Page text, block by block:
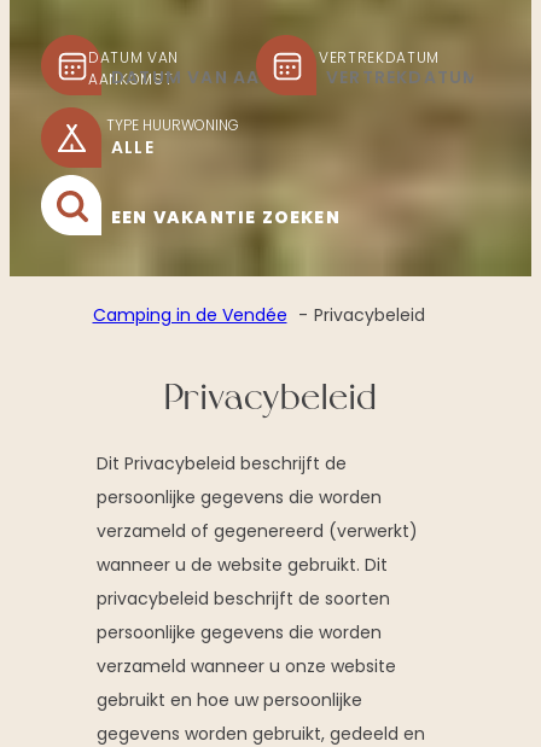
DATUM VAN
AANKOMST
VERTREKDATUM
TYPE HUURWONING
EEN VAKANTIE ZOEKEN
Camping in de Vendée Privacybeleid
Privacybeleid
Dit Privacybeleid beschrijft de
persoonlijke gegevens die worden
verzameld of gegenereerd (verwerkt)
wanneer u de website gebruikt. Dit
privacybeleid beschrijft de soorten
persoonlijke gegevens die worden
verzameld wanneer u onze website
gebruikt en hoe uw persoonlijke
gegevens worden gebruikt, gedeeld en